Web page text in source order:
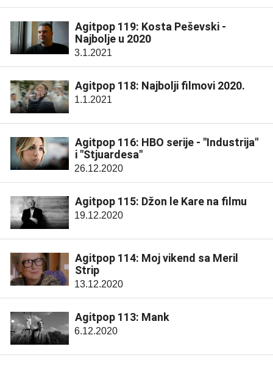
Agitpop 119: Kosta Peševski -
Najbolje u 2020
3.1.2021
Agitpop 118: Najbolji filmovi 2020.
1.1.2021
Agitpop 116: HBO serije - "Industrija"
i "Stjuardesa"
26.12.2020
Agitpop 115: Džon le Kare na filmu
19.12.2020
Agitpop 114: Moj vikend sa Meril
Strip
13.12.2020
Agitpop 113: Mank
6.12.2020